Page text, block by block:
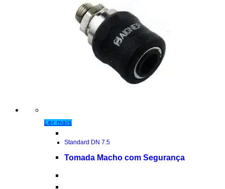
Ler mais
Standard DN 7.5
Tomada Macho com Segurança